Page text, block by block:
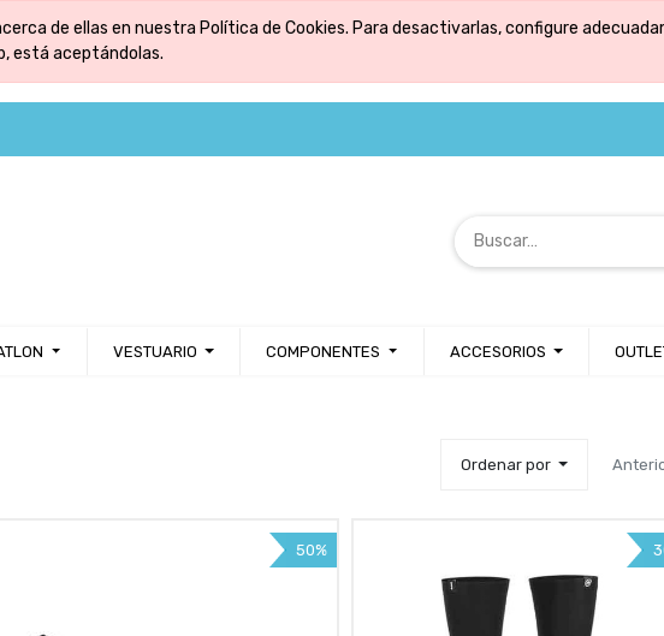
de ellas en nuestra Política de Cookies. Para desactivarlas, configure
está aceptándolas.
VESTUARIO COMPONENTES ACCESORIOS
Ordenar por
50%